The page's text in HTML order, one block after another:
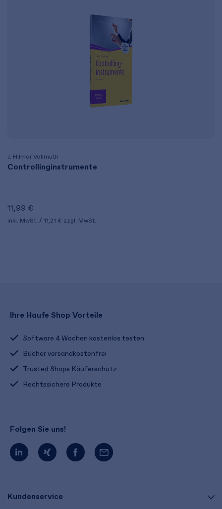
J. Hilmar Vollmuth
Controllinginstrumente
11,99 €
inkl. MwSt. 11,21 € zzgl. MwSt.
Kundenservice
Ihre Haufe Shop Vorteile
Software 4 Wochen kostenlos testen
Bücher versandkostenfrei
Trusted Shops Käuferschutz
Rechtssichere Produkte
Folgen Sie uns!